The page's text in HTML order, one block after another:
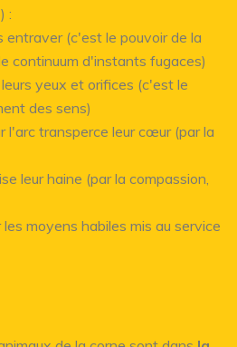
:
entraver (c'est le pouvoir de la
continuum d'instants fugaces)
yeux et orifices (c'est le
des sens)
l'arc transperce leur cœur (par la
leur haine (par la compassion,
moyens habiles mis au service